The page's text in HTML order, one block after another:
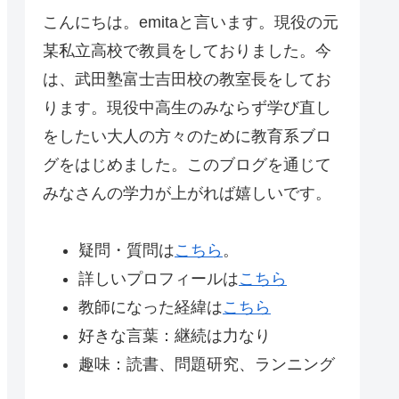
こんにちは。emitaと言います。現役の元
某私立高校で教員をしておりました。今
は、武田塾富士吉田校の教室長をしてお
ります。現役中高生のみならず学び直し
をしたい大人の方々のために教育系ブロ
グをはじめました。このブログを通じて
みなさんの学力が上がれば嬉しいです。
疑問・質問はこちら 。
詳しいプロフィールはこちら
教師になった経緯はこちら
好きな言葉：継続は力なり
趣味：読書、問題研究、ランニング